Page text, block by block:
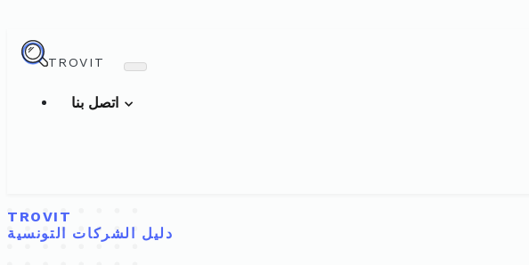
TROVIT
TROVIT
دليل الشركات التونسية